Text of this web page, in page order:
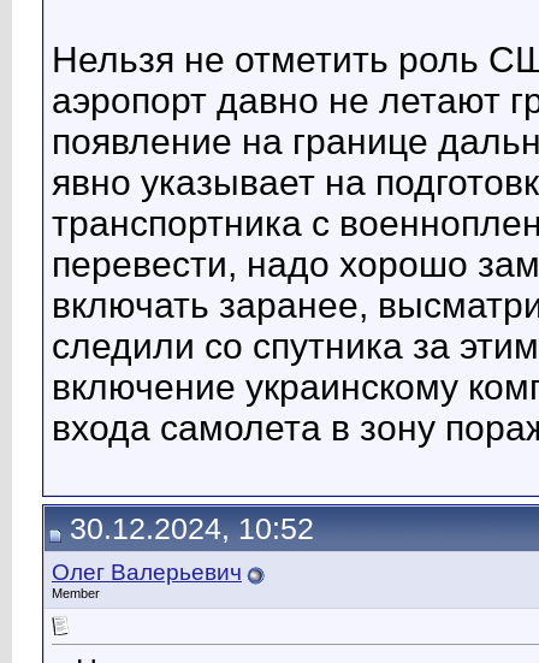
Нельзя не отметить роль
аэропорт давно не летают
появление на границе
явно указывает на
транспортника с
перевести, надо хорошо
включать заранее,
следили со спутника за
включение украинскому
входа самолета в зону
30.12.2024, 10:52
Олег Валерьевич
Member